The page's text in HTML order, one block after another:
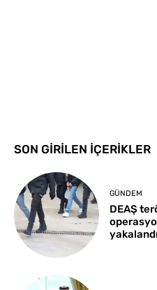
SON GİRİLEN İÇERİKLER
GÜNDEM
DEAŞ
yakalandı